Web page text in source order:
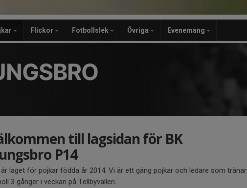
Flickor Fotbollslek Övriga Evenemang
till lagsidan för BK
P14
laget för pojkar födda år 2014. Vi är ett gäng pojkar och ledare som tränar
3 gånger i veckan på Tellbyvallen.